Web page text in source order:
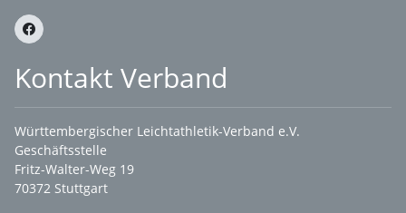
Kontakt Verband
Württembergischer Leichtathletik-Verband e.V.
Geschäftsstelle
Fritz-Walter-Weg 19
70372 Stuttgart